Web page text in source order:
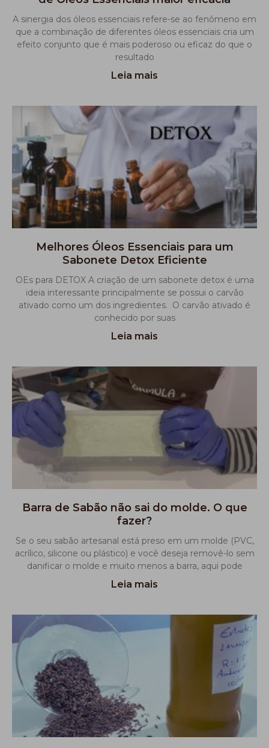
A sinergia dos óleos essenciais refere-se ao fenômeno em
que a combinação de diferentes óleos essenciais cria um
efeito conjunto que é mais poderoso ou eficaz do que o
resultado
Leia mais
Melhores Óleos Essenciais para um
Sabonete Detox Eficiente
OEs para DETOX A criação de um sabonete detox é uma
ideia interessante principalmente se possui o carvão
ativado como um dos ingredientes. O carvão ativado é
conhecido por suas
Leia mais
Barra de Sabão não sai do molde. O que
fazer?
Se o seu sabão artesanal está preso em um molde (PVC,
acrílico, silicone ou plástico) e você deseja removê-lo sem
danificar o molde e muito menos a barra, aqui pode
Leia mais